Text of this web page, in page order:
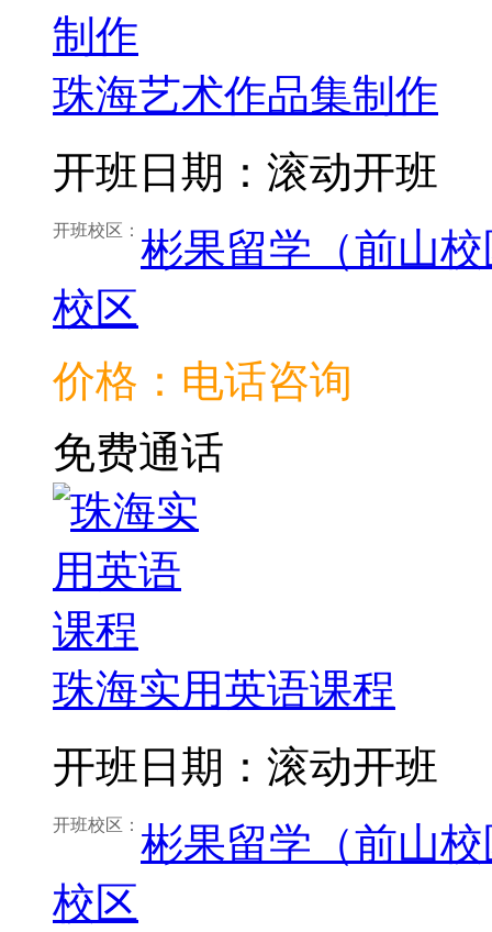
珠海艺术作品集制作
开班日期：滚动开班
开班校区： 彬果留学（前山
校区
价格：电话咨询
免费通话
珠海实用英语课程
开班日期：滚动开班
开班校区： 彬果留学（前山
校区